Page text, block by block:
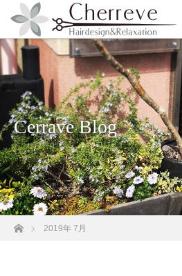
Cerrave Blog
ホーム2019年 7月